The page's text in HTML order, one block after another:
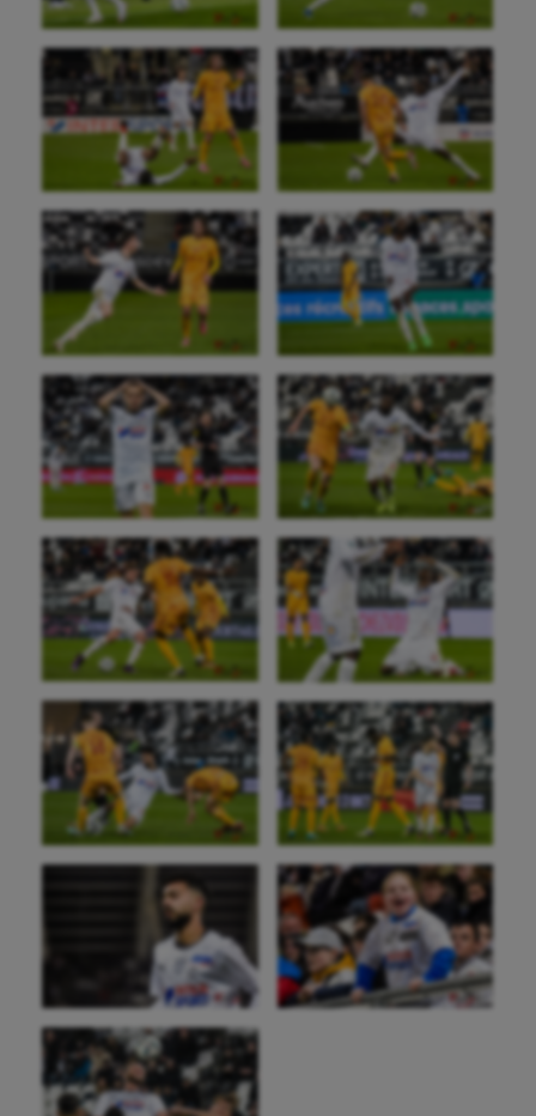
Kayak-polo
Korfbal
Longue paume
Moto
Natation
Natation artistique
Omnisports
Outdoor
Paddle
Parkour
Patinage artistique
Pétanque
Plongée
Randonnée / Marche
Roller-derby
Sarbacane
Sauvetage sportif
Sport adapté
Sport handicap
Sport santé
Sport-entreprise
Sport-santé
Tir